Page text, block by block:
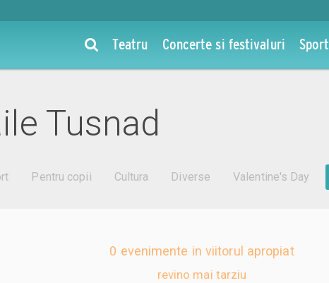
Teatru Concerte si festivaluri Sport
Tusnad
Pentru copii Cultura Diverse Valentine's Day
0 evenimente in viitorul apropiat
revino mai tarziu